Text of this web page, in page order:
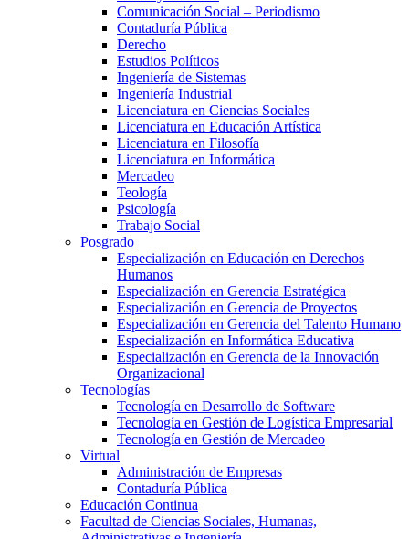
Comunicación Social – Periodismo
Contaduría Pública
Derecho
Estudios Políticos
Ingeniería de Sistemas
Ingeniería Industrial
Licenciatura en Ciencias Sociales
Licenciatura en Educación Artística
Licenciatura en Filosofía
Licenciatura en Informática
Mercadeo
Teología
Psicología
Trabajo Social
Posgrado
Especialización en Educación en Derechos
Humanos
Especialización en Gerencia Estratégica
Especialización en Gerencia de Proyectos
Especialización en Gerencia del Talento Humano
Especialización en Informática Educativa
Especialización en Gerencia de la Innovación
Organizacional
Tecnologías
Tecnología en Desarrollo de Software
Tecnología en Gestión de Logística Empresarial
Tecnología en Gestión de Mercadeo
Virtual
Administración de Empresas
Contaduría Pública
Educación Continua
Facultad de Ciencias Sociales, Humanas,